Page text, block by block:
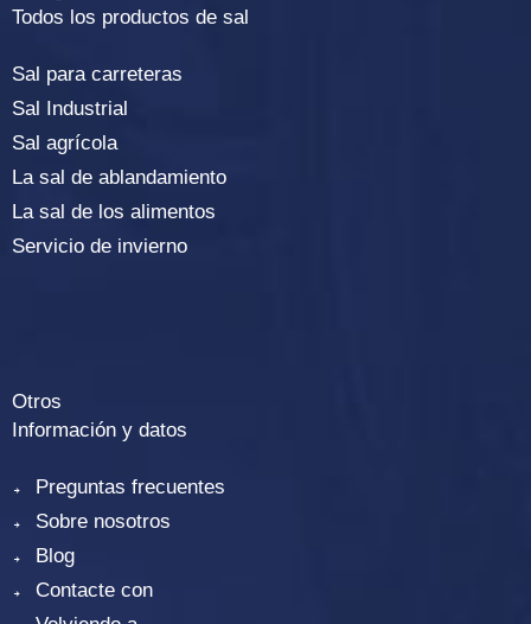
Todos los productos de sal
Sal para carreteras
Sal Industrial
Sal agrícola
La sal de ablandamiento
La sal de los alimentos
Servicio de invierno
Otros
Información y datos
Preguntas frecuentes
Sobre nosotros
Blog
Contacte con